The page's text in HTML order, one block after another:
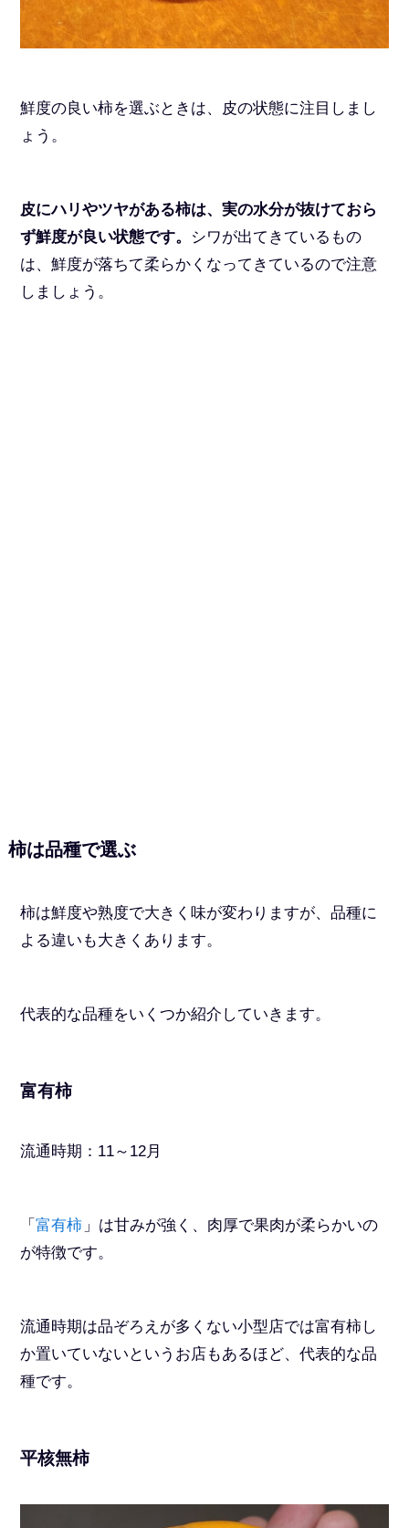
鮮度の良い柿を選ぶときは、皮の状態に注目しまし
ょう。
皮にハリやツヤがある柿は、実の水分が抜けておら
ず鮮度が良い状態です。 シワが出てきているもの
は、鮮度が落ちて柔らかくなってきているので注意
しましょう。
柿は品種で選ぶ
柿は鮮度や熟度で大きく味が変わりますが、品種に
よる違いも大きくあります。
代表的な品種をいくつか紹介していきます。
富有柿
流通時期：11～12月
「富有柿 」は甘みが強く、肉厚で果肉が柔らかいの
が特徴です。
流通時期は品ぞろえが多くない小型店では富有柿し
か置いていないというお店もあるほど、代表的な品
種です。
平核無柿